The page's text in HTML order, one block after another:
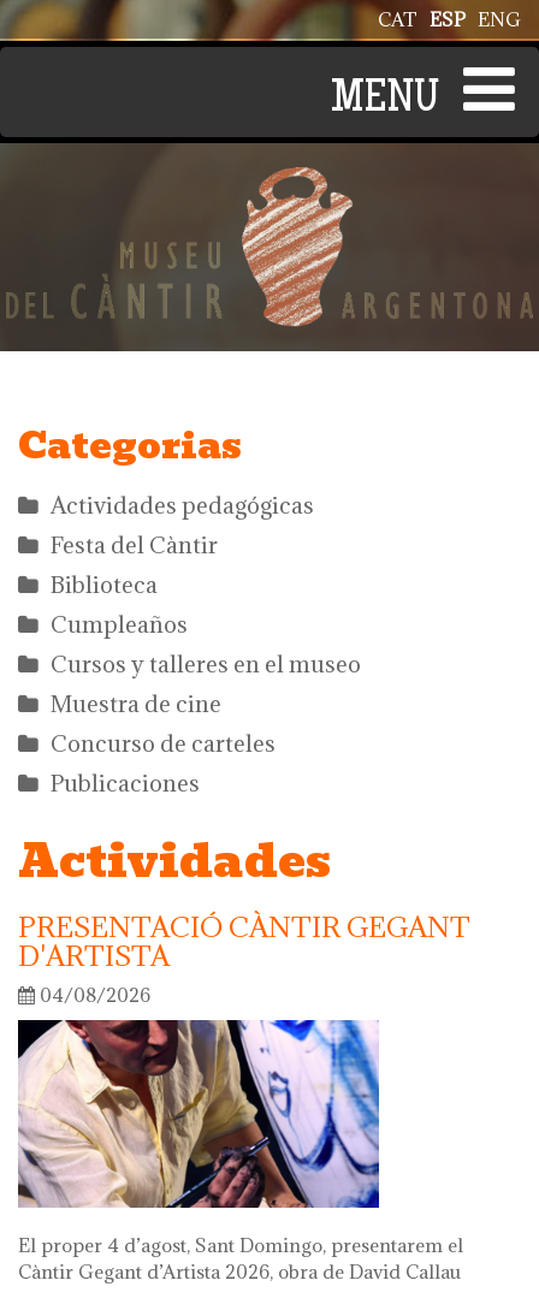
Pasar al contenido principal ENG
ESP
CAT
Categorias
Actividades pedagógicas
Festa del Càntir
Biblioteca
Cumpleaños
Cursos y talleres en el museo
Muestra de cine
Concurso de carteles
Publicaciones
Actividades
PRESENTACIÓ CÀNTIR GEGANT
D'ARTISTA
04/08/2026
El proper 4 d’agost, Sant Domingo, presentarem el
Càntir Gegant d’Artista 2026, obra de David Callau